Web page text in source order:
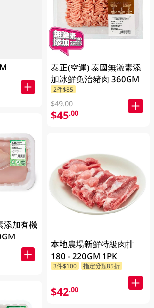
添加有機
泰正(空運) 泰國無激素添
加冰鮮免治豬肉 360GM
2件$85
$49.00
$45.00
本地農場新鮮特級肉排
180 - 220GM 1PK
3件$100 指定分類85折
$42.00